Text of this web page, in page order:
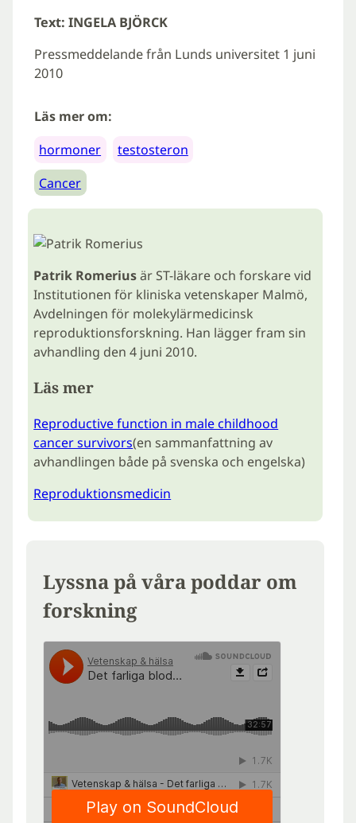
Text: INGELA BJÖRCK
Pressmeddelande från Lunds universitet 1 juni
2010
Läs mer om:
hormoner
testosteron
Cancer
Patrik Romeriusär ST-läkare och forskare vid
Institutionen för kliniska vetenskaper Malmö,
Avdelningen för molekylärmedicinsk
reproduktionsforskning. Han lägger fram sin
avhandling den 4 juni 2010.
Läs mer
Reproductive function in male childhood
cancer survivors(en sammanfattning av
avhandlingen både på svenska och engelska)
Reproduktionsmedicin
Lyssna på våra poddar om
forskning